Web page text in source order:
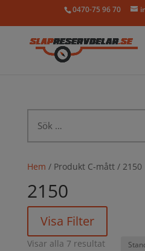
0470-75 96 70
efter:
Hem / Produkt C-mått / 2150
2150
Visa Filter
Visar alla 7 resultat